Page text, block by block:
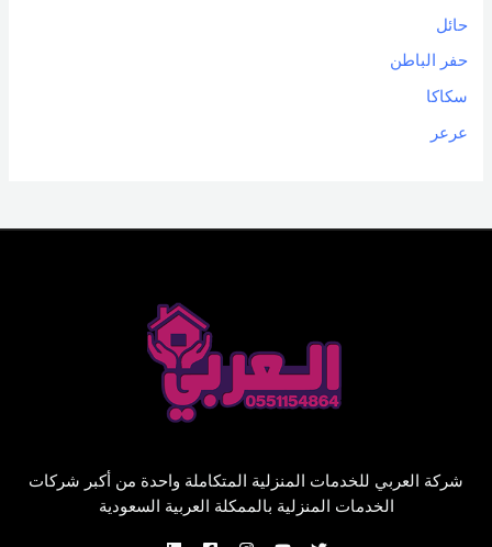
حائل
حفر الباطن
سكاكا
عرعر
شركة العربي للخدمات المنزلية المتكاملة واحدة من أكبر شركات
الخدمات المنزلية بالممكلة العربية السعودية